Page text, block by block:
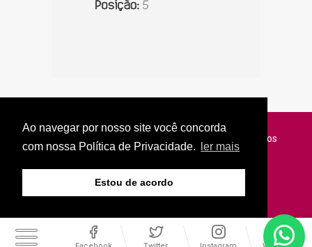
Ao navegar por nosso site você concorda
com nossa Política de Privacidade.
ler mais
Estou de acordo
© Copyright 2026 - Jornal do Interior - Todos os direitos
reservados